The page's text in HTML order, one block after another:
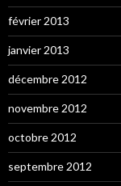
février 2013
janvier 2013
décembre 2012
novembre 2012
octobre 2012
septembre 2012